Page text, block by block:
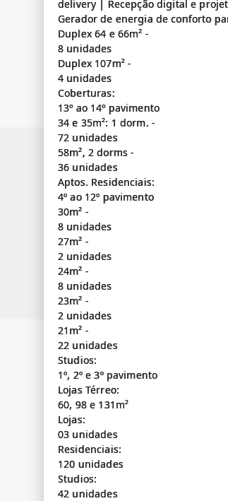
delivery | Recepção digital e
Gerador de energia de conforto
Duplex 64 e 66m² -
8 unidades
Duplex 107m² -
4 unidades
Coberturas:
13º ao 14º pavimento
34 e 35m²: 1 dorm. -
72 unidades
58m², 2 dorms -
36 unidades
Aptos. Residenciais:
4º ao 12º pavimento
30m² -
8 unidades
27m² -
2 unidades
24m² -
8 unidades
23m² -
2 unidades
21m² -
22 unidades
Studios:
1º, 2º e 3º pavimento
Lojas Térreo:
60, 98 e 131m²
Lojas:
03 unidades
Residenciais:
120 unidades
Studios:
42 unidades